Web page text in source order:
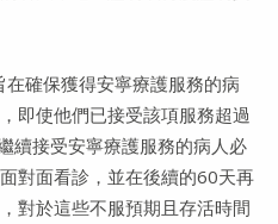
確保獲得安寧療護服務的病
即使他們已接受該項服務超過
續接受安寧療護服務的病人必
對面看診，並在後續的60天再
對於這些不服預期且存活時間